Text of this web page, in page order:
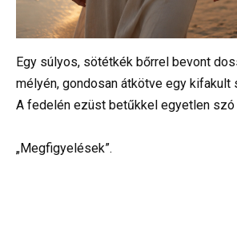
Egy súlyos, sötétkék bőrrel bevont
mélyén, gondosan átkötve egy kifakult
A fedelén ezüst betűkkel egyetlen szó
„Megfigyelések”.